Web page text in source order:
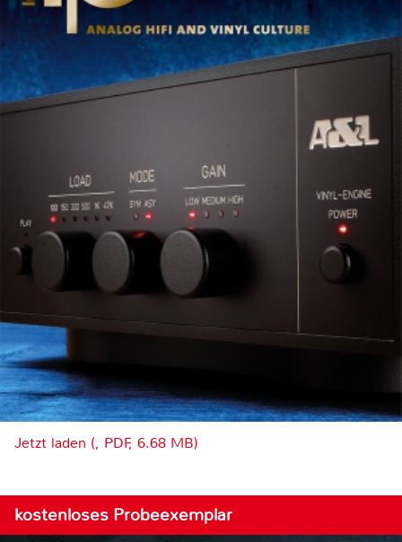
Jetzt laden (, PDF, 6.68 MB)
kostenloses Probeexemplar